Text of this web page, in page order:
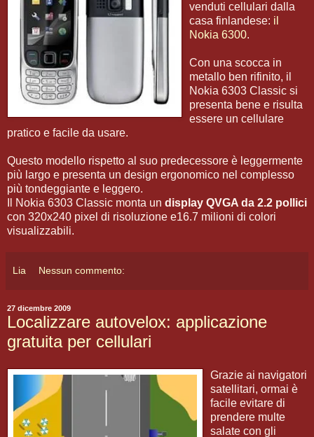
venduti cellulari dalla
casa finlandese: il
Nokia 6300.
Con una scocca in
metallo ben rifinito, il
Nokia 6303 Classic si
presenta bene e risulta
essere un cellulare
pratico e facile da usare.
Questo modello rispetto al suo predecessore è leggermente
più largo e presenta un design ergonomico nel complesso
più tondeggiante e leggero.
Il Nokia 6303 Classic monta un display QVGA da 2.2 pollici
con 320x240 pixel di risoluzione e16.7 milioni di colori
visualizzabili.
Lia Nessun commento:
27 dicembre 2009
Localizzare autovelox: applicazione
gratuita per cellulari
Grazie ai navigatori
satellitari, ormai è
facile evitare di
prendere multe
salate con gli